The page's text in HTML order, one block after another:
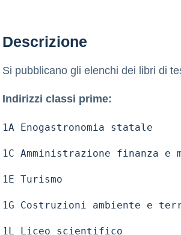
Descrizione
Si pubblicano gli elenchi dei libri di
Indirizzi classi prime:
1A Enogastronomia statale
1C Amministrazione finanza e
1E Turismo
1G Costruzioni ambiente e
1L Liceo scientifico